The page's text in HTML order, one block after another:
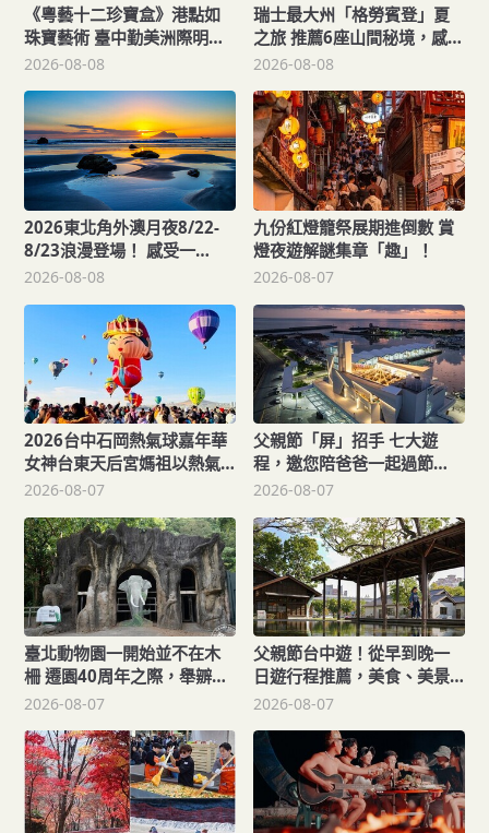
《粵藝十二珍寶盒》港點如
珠寶藝術 臺中勤美洲際明娟
樓餐桌變成精品櫃位？
2026-08-08
瑞士最大州「格勞賓登」夏
之旅 推薦6座山間秘境，感受
不同阿爾卑斯療癒度假風
2026-08-08
2026東北角外澳月夜8/22-
8/23浪漫登場！ 感受一
「夏」東北角夜的浪漫！
2026-08-08
九份紅燈籠祭展期進倒數 賞
燈夜遊解謎集章「趣」！
2026-08-07
2026台中石岡熱氣球嘉年華
女神台東天后宮媽祖以熱氣
球造型、李多慧一起加持助
2026-08-07
父親節「屏」招手 七大遊
程，邀您陪爸爸一起過節
「趣」！
2026-08-07
臺北動物園一開始並不在木
柵 遷園40周年之際，舉辧
「與象同在、迎象未來」特
2026-08-07
父親節台中遊！從早到晚一
日遊行程推薦，美食、美景
一次滿足！
2026-08-07